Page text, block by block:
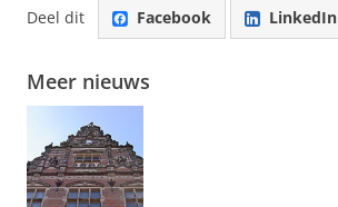
Deel dit Facebook LinkedIn
Meer nieuws